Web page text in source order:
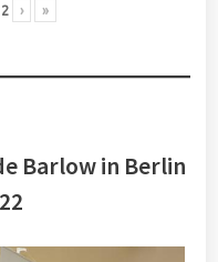
2 › »
Barlow in Berlin